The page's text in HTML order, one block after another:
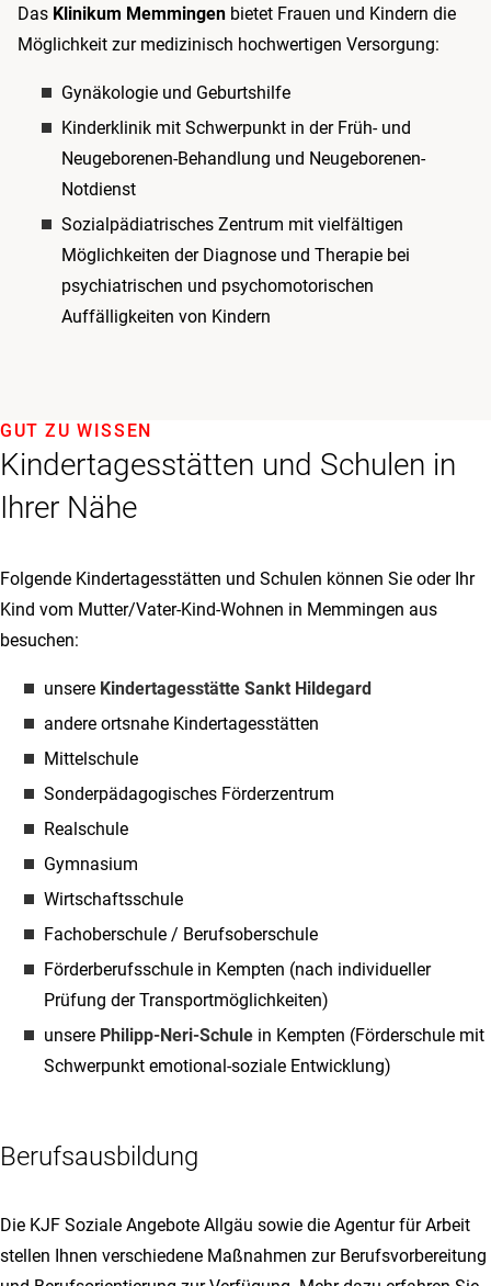
Das Klinikum Memmingen bietet Frauen und Kindern die
Möglichkeit zur medizinisch hochwertigen Versorgung:
Gynäkologie und Geburtshilfe
Kinderklinik mit Schwerpunkt in der Früh- und
Neugeborenen-Behandlung und Neugeborenen-
Notdienst
Sozialpädiatrisches Zentrum mit vielfältigen
Möglichkeiten der Diagnose und Therapie bei
psychiatrischen und psychomotorischen
Auffälligkeiten von Kindern
Kindertagesstätten und Schulen in
Ihrer Nähe
GUT ZU WISSEN
Folgende Kindertagesstätten und Schulen können Sie oder Ihr
Kind vom Mutter/Vater-Kind-Wohnen in Memmingen aus
besuchen:
unsere Kindertagesstätte Sankt Hildegard
andere ortsnahe Kindertagesstätten
Mittelschule
Sonderpädagogisches Förderzentrum
Realschule
Gymnasium
Wirtschaftsschule
Fachoberschule / Berufsoberschule
Förderberufsschule in Kempten (nach individueller
Prüfung der Transportmöglichkeiten)
unsere Philipp-Neri-Schule in Kempten (Förderschule mit
Schwerpunkt emotional-soziale Entwicklung)
Berufsausbildung
Die KJF Soziale Angebote Allgäu sowie die Agentur für Arbeit
stellen Ihnen verschiedene Maßnahmen zur Berufsvorbereitung